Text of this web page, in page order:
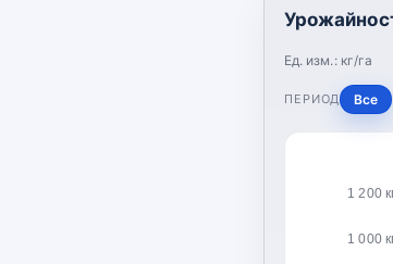
Ед. изм.: кг/га
ПЕРИОД Все
1 000
1 200